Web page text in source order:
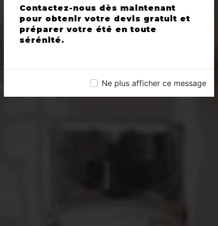
Contactez-nous dès maintenant
pour obtenir votre devis gratuit et
préparer votre été en toute
sérénité.
Ne plus afficher ce message